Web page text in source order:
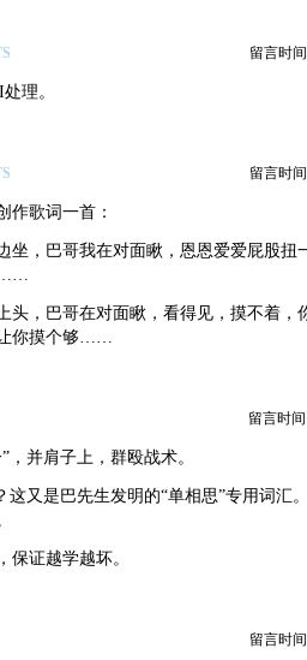
留言时
理。
留言时
作歌词一首：
坐，巴哥我在对面瞅，恩恩爱爱屁股扭
……
头，巴哥在对面瞅，看得见，摸不着
你摸个够……
留言时间
，并肩子上，群殴战术。
这又是巴先生发明的“单相思”专用词汇
保证越学越坏。
留言时